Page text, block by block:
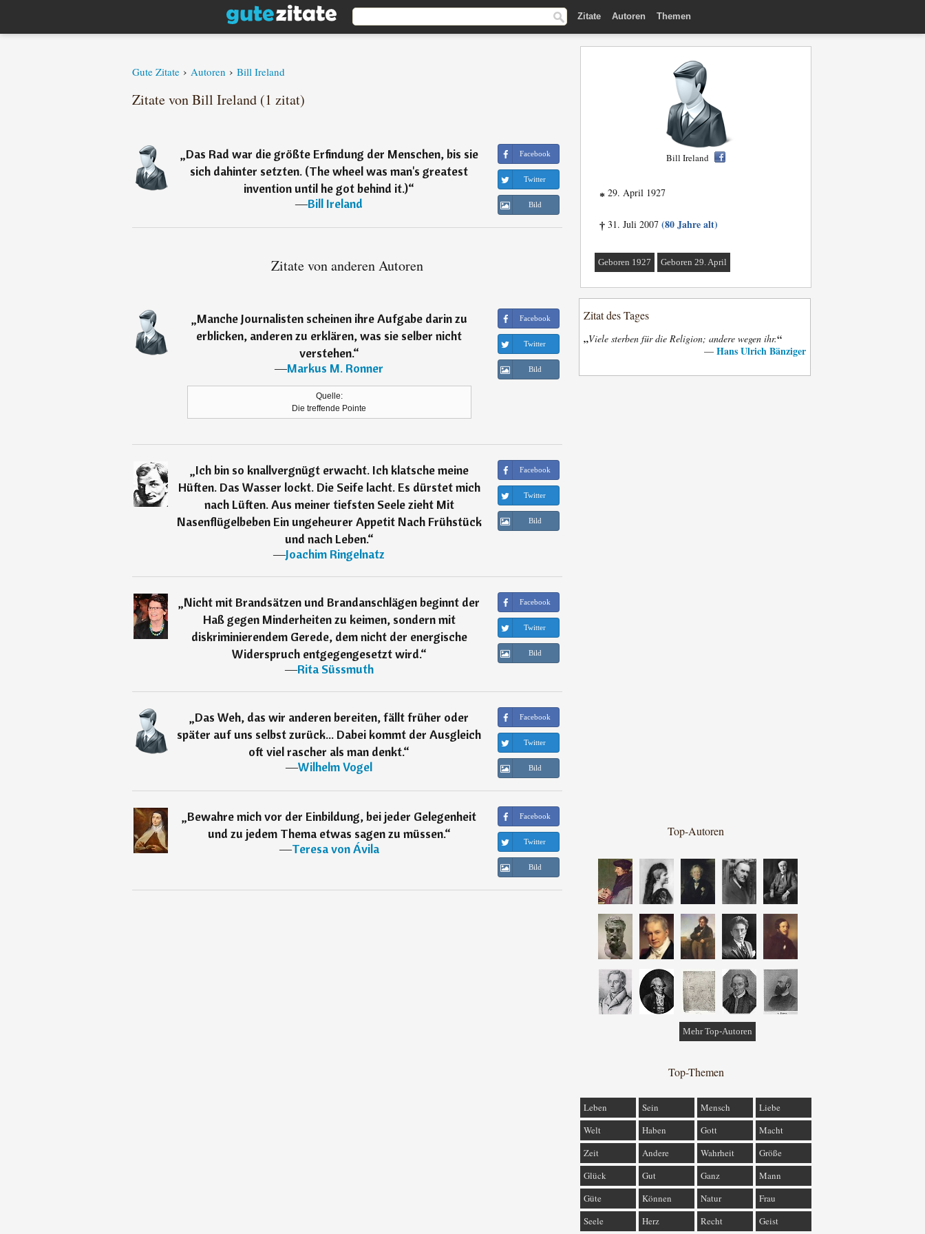
Zitate Autoren Themen
Gute Zitate › Autoren › Bill Ireland
Zitate von Bill Ireland (1 zitat)
„Das Rad war die größte Erfindung der Menschen, bis sie
sich dahinter setzten. (The wheel was man's greatest
invention until he got behind it.)“
―Bill Ireland
Facebook
Twitter
Bild
Zitate von anderen Autoren
„Manche Journalisten scheinen ihre Aufgabe darin zu
erblicken, anderen zu erklären, was sie selber nicht
verstehen.“
―Markus M. Ronner
Quelle:
Die treffende Pointe
Facebook
Twitter
Bild
„Ich bin so knallvergnügt erwacht. Ich klatsche meine
Hüften. Das Wasser lockt. Die Seife lacht. Es dürstet mich
nach Lüften. Aus meiner tiefsten Seele zieht Mit
Nasenflügelbeben Ein ungeheurer Appetit Nach Frühstück
und nach Leben.“
―Joachim Ringelnatz
Facebook
Twitter
Bild
„Nicht mit Brandsätzen und Brandanschlägen beginnt der
Haß gegen Minderheiten zu keimen, sondern mit
diskriminierendem Gerede, dem nicht der energische
Widerspruch entgegengesetzt wird.“
―Rita Süssmuth
Facebook
Twitter
Bild
„Das Weh, das wir anderen bereiten, fällt früher oder
später auf uns selbst zurück... Dabei kommt der Ausgleich
oft viel rascher als man denkt.“
―Wilhelm Vogel
Facebook
Twitter
Bild
„Bewahre mich vor der Einbildung, bei jeder Gelegenheit
und zu jedem Thema etwas sagen zu müssen.“
―Teresa von Ávila
Facebook
Twitter
Bild
Bill Ireland
* 29. April 1927
† 31. Juli 2007 (80 Jahre alt)
Geboren 1927 Geboren 29. April
Zitat des Tages
„Viele sterben für die Religion; andere wegen ihr.“
— Hans Ulrich Bänziger
Top-Autoren
Mehr Top-Autoren
Top-Themen
Leben Sein Mensch
Liebe
Welt
Haben Gott
Macht
Zeit
Andere Wahrheit
Größe
Glück
Gut Ganz
Mann
Güte
Können Natur
Frau
Seele
Herz Recht Geist